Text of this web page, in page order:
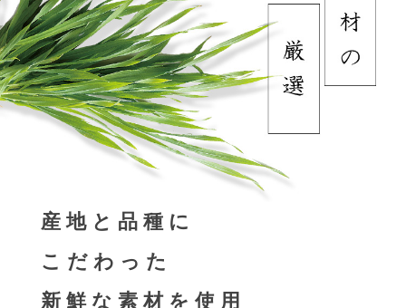
産地と品種に
こだわった
新鮮な素材を使用